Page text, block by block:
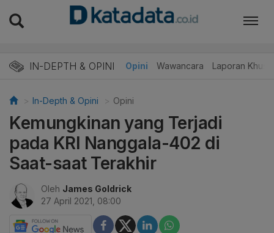
IN-DEPTH & OPINI
Telaah Opini Wawancara Laporan
In-Depth & Opini Opini
Kemungkinan yang Terjadi
pada KRI Nanggala-402 di
Saat-saat Terakhir
Oleh James Goldrick
27 April 2021, 08:00